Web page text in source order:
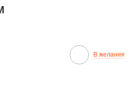
В желания